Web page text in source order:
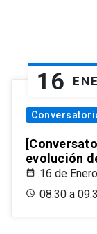
16 ENE
evolución
16 de
08:30 a